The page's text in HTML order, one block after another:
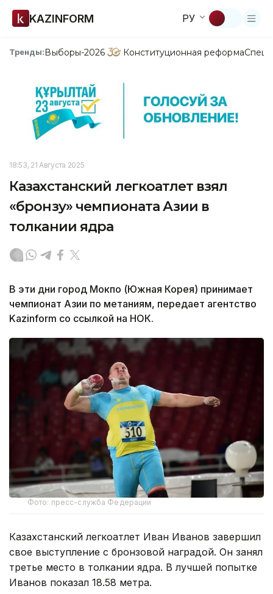
KAZINFORM РУ
Тренды:Выборы-2026 Конституционная реформа
18:53, 21 Августа 2025
Казахстанский легкоатлет взял
«бронзу» чемпионата Азии в
толкании ядра
В эти дни город Мокпо (Южная Корея) принимает
чемпионат Азии по метаниям, передает агентство
Kazinform со ссылкой на НОК.
Фото: пресс-служба Федерации
Казахстанский легкоатлет Иван Иванов завершил
свое выступление с бронзовой наградой. Он занял
третье место в толкании ядра. В лучшей попытке
Иванов показал 18.58 метра.